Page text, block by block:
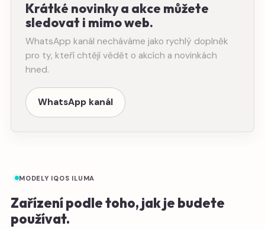
Krátké novinky a akce můžete
sledovat i mimo web.
WhatsApp kanál necháváme jako rychlý doplněk
pro ty, kteří chtějí vědět o akcích a novinkách
hned.
WhatsApp kanál
MODELY IQOS ILUMA
Zařízení podle toho, jak je budete
používat.